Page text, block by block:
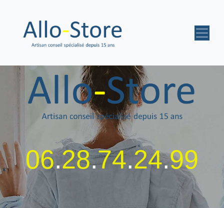
06.28.74.24.99